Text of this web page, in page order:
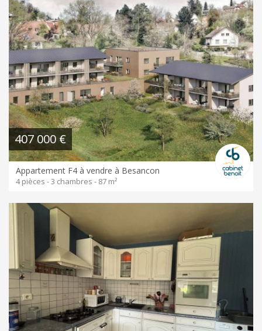
407 000 €
Appartement F4 à vendre à Besancon
4 pièces - 3 chambres - 87 m²